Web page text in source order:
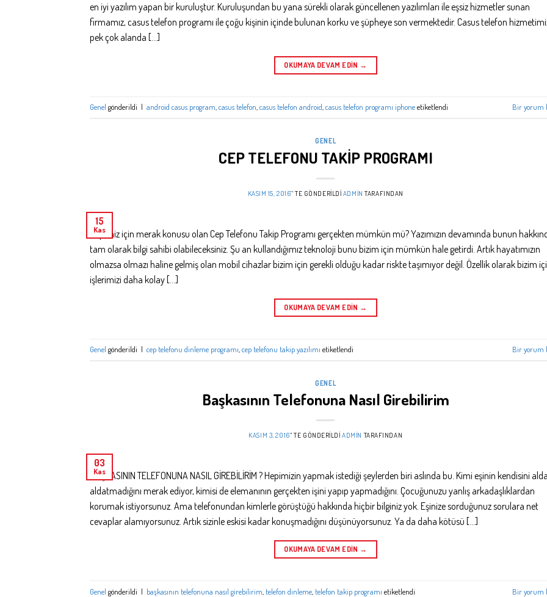
en iyi yazılım yapan bir kuruluştur. Kuruluşundan bu yana sürekli olarak güncellenen yazılımları ile eşsiz hizmetler sunan
firmamız, casus telefon programı ile çoğu kişinin içinde bulunan korku ve şüpheye son vermektedir. Casus telefon
pek çok alanda […]
OKUMAYA DEVAM EDIN →
Genel gönderildi | android casus program,casus telefon,casus telefon android,casus telefon programı iphoneetiketlendi Bir yorum
GENEL
CEP TELEFONU TAKİP PROGRAMI
KASIM 15, 2016’' TE GÖNDERILDI ADMIN TARAFINDAN
15
Kas
Hepimiz için merak konusu olan Cep Telefonu Takip Programı gerçekten mümkün mü? Yazımızın devamında bunun
tam olarak bilgi sahibi olabileceksiniz. Şu an kullandığımız teknoloji bunu bizim için mümkün hale getirdi. Artık hayatımızın
olmazsa olmazı haline gelmiş olan mobil cihazlar bizim için gerekli olduğu kadar riskte taşımıyor değil. Özellik olarak bizim
işlerimizi daha kolay […]
OKUMAYA DEVAM EDIN →
Genel gönderildi | cep telefonu dinleme programı cep telefonu takip yazılımı etiketlendi Bir yorum
GENEL
Başkasının Telefonuna Nasıl Girebilirim
KASIM 3, 2016’' TE GÖNDERILDI ADMIN TARAFINDAN
03
Kas
BAŞKASININ TELEFONUNA NASIL GİREBİLİRİM ? Hepimizin yapmak istediği şeylerden biri aslında bu. Kimi eşinin kendisini
aldatmadığını merak ediyor, kimisi de elemanının gerçekten işini yapıp yapmadığını. Çocuğunuzu yanlış arkadaşlıklardan
korumak istiyorsunuz. Ama telefonundan kimlerle görüştüğü hakkında hiçbir bilginiz yok. Eşinize sorduğunuz sorulara net
cevaplar alamıyorsunuz. Artık sizinle eskisi kadar konuşmadığını düşünüyorsunuz. Ya da daha kötüsü […]
OKUMAYA DEVAM EDIN →
Genel gönderildi | başkasının telefonuna nasıl girebilirim telefon dinleme telefon takip programı etiketlendi Bir yorum